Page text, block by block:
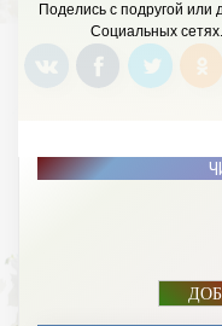
Поделись с подругой или
Социальных сетях.